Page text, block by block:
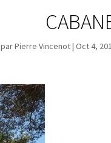
parPierre Vincenot|Oct 4,